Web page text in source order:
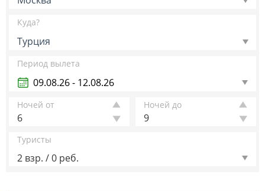
Куда?
Турция
Период вылета
Ночей от
6
Ночей до
9
Туристы
2 взр. / 0 реб.